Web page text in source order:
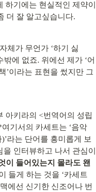
하기에는 현실적인 제약이
더 잘 알고싶습니다.
체가 무언가 ‘하기 싫
에 없죠. 위에선 제가 ‘어
’이라는 표현을 썼지만 그
아키라의 <번역어의 성립
기서의 카세트는 ‘음악
라는 단어를 흥미롭게 보
인터뷰하고 나서 관심이
이 들어있는지 몰라도 왠
들게 하는 것을 ‘카세트
에선 신기한 신조어나 번